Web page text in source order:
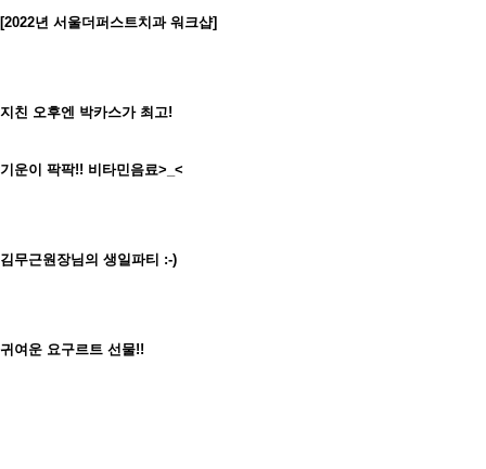
[2022년 서울더퍼스트치과 워크샵]
지친 오후엔 박카스가 최고!
기운이 팍팍!! 비타민음료>_<
김무근원장님의 생일파티 :-)
귀여운 요구르트 선물!!